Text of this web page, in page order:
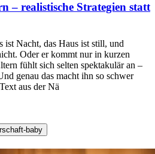
– realistische Strategien statt
ist Nacht, das Haus ist still, und
Oder er kommt nur in kurzen
fühlt sich selten spektakulär an –
genau das macht ihn so schwer
aus der Nä
baby